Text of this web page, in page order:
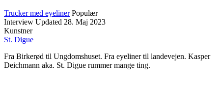
Trucker med eyeliner Populær
Interview Updated 28. Maj 2023
Kunstner
St. Digue
Fra Birkerød til Ungdomshuset. Fra eyeliner til landevejen. Kasper
Deichmann aka. St. Digue rummer mange ting.